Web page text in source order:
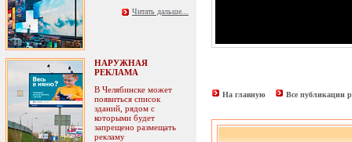
Читать дальше...
НАРУЖНАЯ
РЕКЛАМА
В Челябинске может
появиться список
зданий, рядом с
которыми будет
запрещено размещать
рекламу
На главную Все публикации